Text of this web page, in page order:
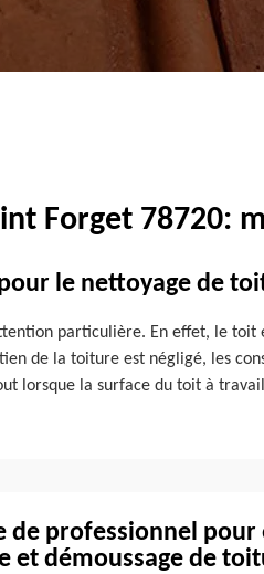
Forget 78720:
le nettoyage de
particulière. En effet, le toit
de la toiture est négligé, les
lorsque la surface du toit à
de professionnel
et démoussage de